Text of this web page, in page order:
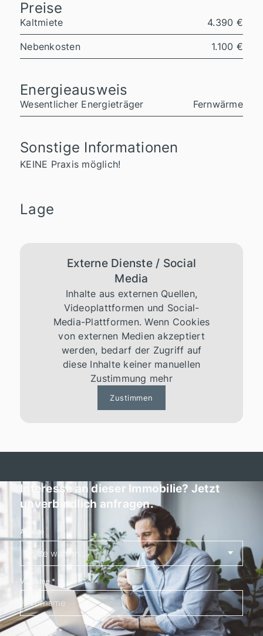
Preise
Kaltmiete 4.390 €
Nebenkosten 1.100 €
Energieausweis
Wesentlicher Energieträger Fernwärme
Sonstige Informationen
KEINE Praxis möglich!
Lage
Externe Dienste / Social
Media
Inhalte aus externen Quellen,
Videoplattformen und Social-
Media-Plattformen. Wenn Cookies
von externen Medien akzeptiert
werden, bedarf der Zugriff auf
diese Inhalte keiner manuellen
Zustimmung mehr
Zustimmen
Interesse an dieser Immobilie? Jetzt
unverbindlich anfragen.
Anrede
Vorname*
Nachname*